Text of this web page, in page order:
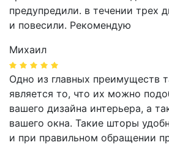
предупредили. в течении трех
и повесили. Рекомендую
Михаил
Одно из главных преимуществ
является то, что их можно
вашего дизайна интерьера, а
вашего окна. Такие шторы
и при правильном обращении